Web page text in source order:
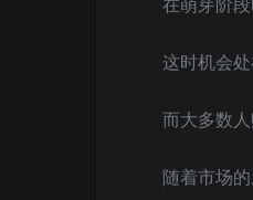
这时机会
而大多数
随着市场